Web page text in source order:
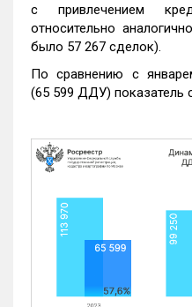
с привлечением
относительно
было 57 267 сделок).
По сравнению с
(65 599 ДДУ) показатель